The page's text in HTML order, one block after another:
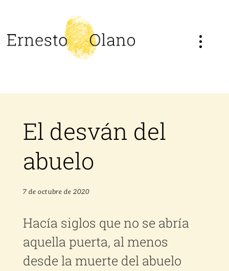
El desván del
abuelo
7 de octubre de 2020
Hacía siglos que no se abría
aquella puerta, al menos
desde la muerte del abuelo